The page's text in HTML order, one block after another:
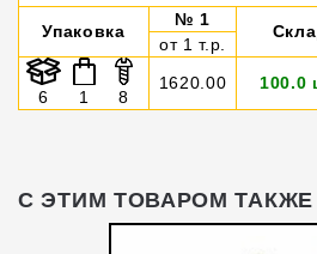
Упаковка
№ 1
от 1 т.р.
6 1 8
1620.00 100.0
С ЭТИМ ТОВАРОМ